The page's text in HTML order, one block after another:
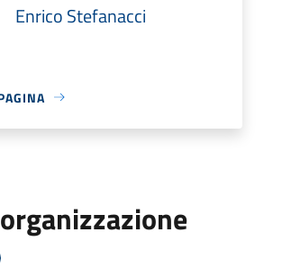
Enrico Stefanacci